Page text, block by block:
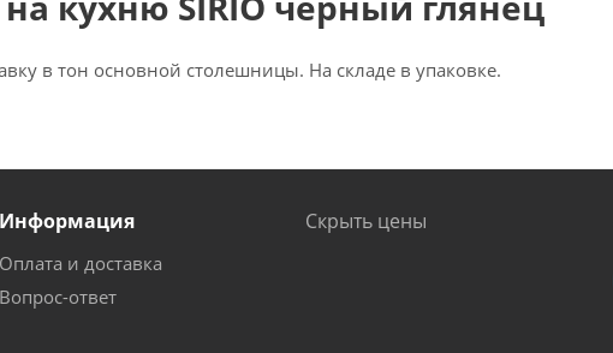
в тон основной столешницы. На складе в упаковке.
Информация
Оплата и доставка
Вопрос-ответ
Скрыть цены